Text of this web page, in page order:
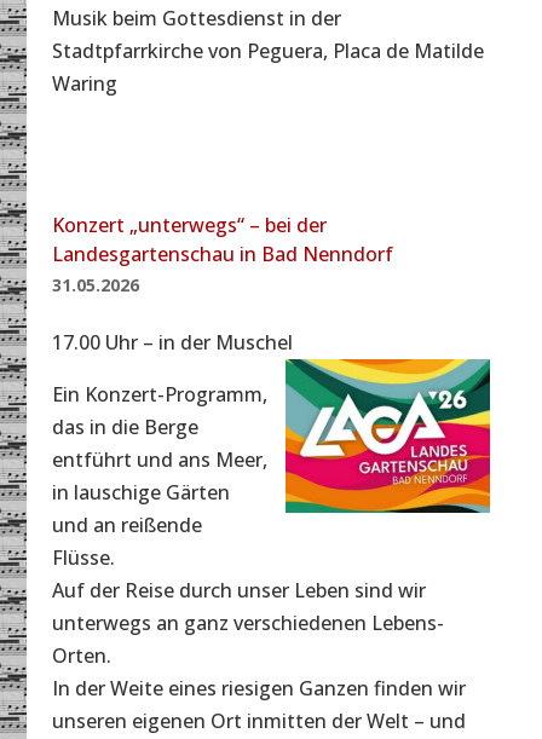
Musik beim Gottesdienst in der
Stadtpfarrkirche von Peguera, Placa de Matilde
Waring
Konzert „unterwegs“ – bei der
Landesgartenschau in Bad Nenndorf
31.05.2026
17.00 Uhr – in der Muschel
Ein Konzert-Programm,
das in die Berge
entführt und ans Meer,
in lauschige Gärten
und an reißende
Flüsse.
Auf der Reise durch unser Leben sind wir
unterwegs an ganz verschiedenen Lebens-
Orten.
In der Weite eines riesigen Ganzen finden wir
unseren eigenen Ort inmitten der Welt – und